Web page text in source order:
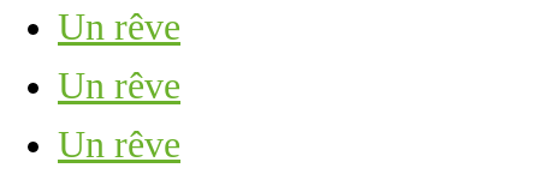
Un rêve
Un rêve
Un rêve